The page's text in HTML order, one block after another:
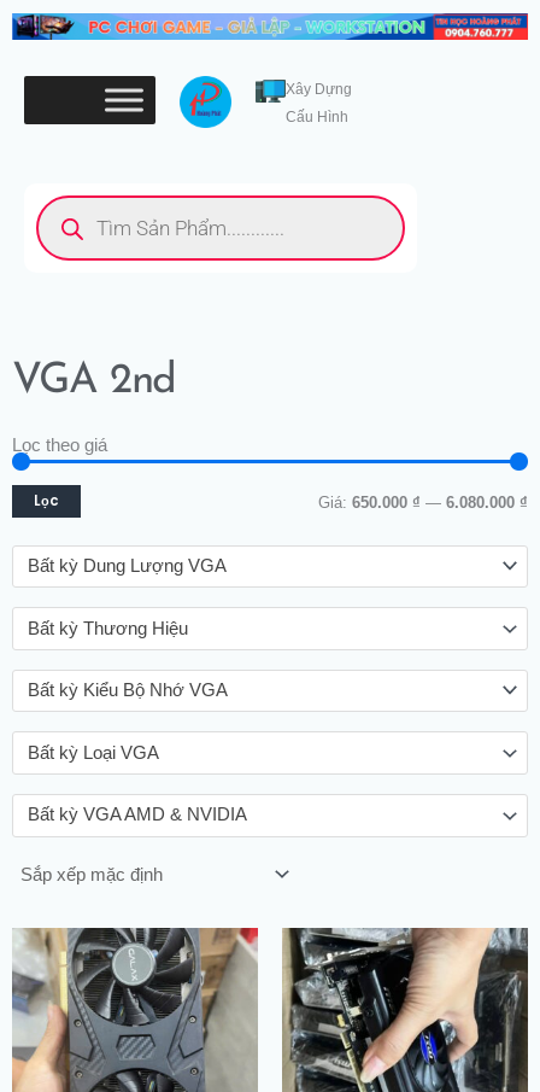
Nhảy
tới
Xây Dựng
Cấu Hình
Tìm
kiếm
sản
phẩm
VGA 2nd
Lọc theo giá
Lọc Giá: 650.000 ₫ — 6.080.000 ₫
Bất kỳ Dung Lượng VGA
Bất kỳ Thương Hiệu
Bất kỳ Kiểu Bộ Nhớ VGA
Bất kỳ Loại VGA
Bất kỳ VGA AMD & NVIDIA
Giá
gốc
là:
6.420.000 ₫.
Giá
hiện
6.080.000 ₫.